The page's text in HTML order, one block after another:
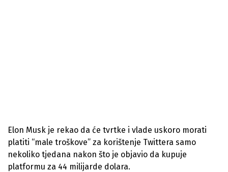
Elon Musk je rekao da će tvrtke i vlade uskoro morati
platiti “male troškove” za korištenje Twittera samo
nekoliko tjedana nakon što je objavio da kupuje
platformu za 44 milijarde dolara.